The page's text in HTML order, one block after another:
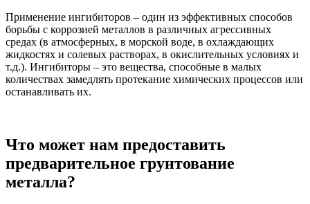
Применение ингибиторов – один из эффективных способов
борьбы с коррозией металлов в различных агрессивных
средах (в атмосферных, в морской воде, в охлаждающих
жидкостях и солевых растворах, в окислительных условиях и
т.д.). Ингибиторы – это вещества, способные в малых
количествах замедлять протекание химических процессов или
останавливать их.
Что может нам предоставить
предварительное грунтование
металла?